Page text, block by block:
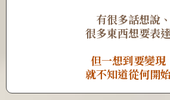
有很多話想說、
很多東西想要表
但一想到要變現
就不知道從何開